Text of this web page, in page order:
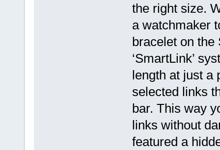
the right size.
a watchmaker
bracelet on the
‘SmartLink’
length at just a
selected links
bar. This way
links without
featured a